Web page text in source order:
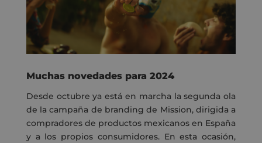
Muchas novedades para 2024
Desde octubre ya está en marcha la segunda ola
de la campaña de branding de Mission, dirigida a
compradores de productos mexicanos en España
y a los propios consumidores. En esta ocasión,